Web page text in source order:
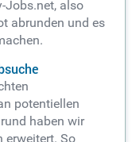
Jobs.net, also
abrunden und es
potentiellen
haben wir
erweitert. So